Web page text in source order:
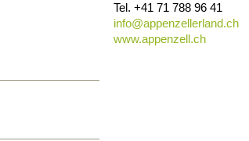
Tel.+41 71 788 96 41
info@appenzellerland.ch
www.appenzell.ch